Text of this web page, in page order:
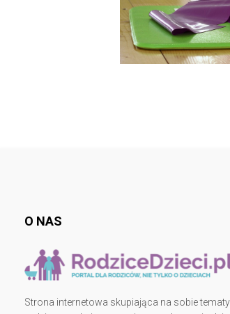
O NAS
Strona internetowa skupiająca na sobie